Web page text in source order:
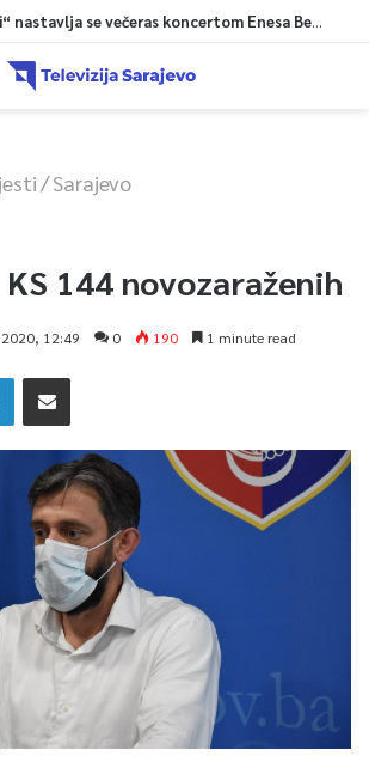
„Ljeto na Ilidži“ nastavlja se večeras koncertom Enesa Begovića
/Sarajevo
144 novozaraženih
12:49 0 190 1 minute read